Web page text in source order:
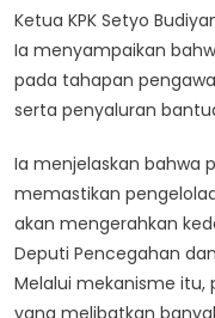
Ketua KPK Setyo
Ia menyampaikan
pada tahapan
serta penyaluran
Ia menjelaskan bahwa
memastikan
akan mengerahkan
Deputi Pencegahan
Melalui mekanisme
yang melibatkan